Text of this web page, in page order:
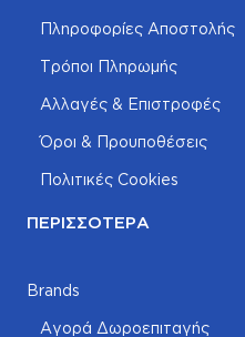
Πληροφορίες Αποστολής
Τρόποι Πληρωμής
Αλλαγές & Επιστροφές
Όροι & Προυποθέσεις
Πολιτικές Cookies
ΠΕΡΙΣΣΌΤΕΡΑ
Brands
Αγορά Δωροεπιταγής